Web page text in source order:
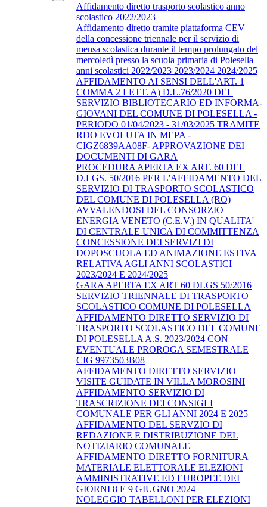
Affidamento diretto trasporto scolastico anno
scolastico 2022/2023
Affidamento diretto tramite piattaforma CEV
della concessione triennale per il servizio di
mensa scolastica durante il tempo prolungato del
mercoledì presso la scuola primaria di Polesella
anni scolastici 2022/2023 2023/2024 2024/2025
AFFIDAMENTO AI SENSI DELL'ART. 1
COMMA 2 LETT. A) D.L.76/2020 DEL
SERVIZIO BIBLIOTECARIO ED INFORMA-
GIOVANI DEL COMUNE DI POLESELLA -
PERIODO 01/04/2023 - 31/03/2025 TRAMITE
RDO EVOLUTA IN MEPA -
CIGZ6839AA08F- APPROVAZIONE DEI
DOCUMENTI DI GARA
PROCEDURA APERTA EX ART. 60 DEL
D.LGS. 50/2016 PER L'AFFIDAMENTO DEL
SERVIZIO DI TRASPORTO SCOLASTICO
DEL COMUNE DI POLESELLA (RO)
AVVALENDOSI DEL CONSORZIO
ENERGIA VENETO (C.E.V.) IN QUALITA'
DI CENTRALE UNICA DI COMMITTENZA
CONCESSIONE DEI SERVIZI DI
DOPOSCUOLA ED ANIMAZIONE ESTIVA
RELATIVA AGLI ANNI SCOLASTICI
2023/2024 E 2024/2025
GARA APERTA EX ART 60 DLGS 50/2016
SERVIZIO TRIENNALE DI TRASPORTO
SCOLASTICO COMUNE DI POLESELLA
AFFIDAMENTO DIRETTO SERVIZIO DI
TRASPORTO SCOLASTICO DEL COMUNE
DI POLESELLA A.S. 2023/2024 CON
EVENTUALE PROROGA SEMESTRALE
CIG 9973503B08
AFFIDAMENTO DIRETTO SERVIZIO
VISITE GUIDATE IN VILLA MOROSINI
AFFIDAMENTO SERVIZIO DI
TRASCRIZIONE DEI CONSIGLI
COMUNALE PER GLI ANNI 2024 E 2025
AFFIDAMENTO DEL SERVZIO DI
REDAZIONE E DISTRIBUZIONE DEL
NOTIZIARIO COMUNALE
AFFIDAMENTO DIRETTO FORNITURA
MATERIALE ELETTORALE ELEZIONI
AMMINISTRATIVE ED EUROPEE DEI
GIORNI 8 E 9 GIUGNO 2024
NOLEGGIO TABELLONI PER ELEZIONI